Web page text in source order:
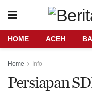
HOME ACEH
Home Info
Persiapan